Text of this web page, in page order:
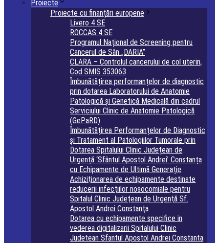
Proiecte
Proiecte cu finanțări europene
Livero 4 SE
ROCCAS 4 SE
Programul Național de Screening pentru
Cancerul de Sân „DARIA”
CLARA – Controlul cancerului de col uterin,
Cod SMIS 353063
Îmbunătățirea performanțelor de diagnostic
prin dotarea Laboratorului de Anatomie
Patologică și Genetică Medicală din cadrul
Serviciului Clinic de Anatomie Patologică
(GePaRD)
Îmbunătățirea Performanțelor de Diagnostic
și Tratament al Patologiilor Tumorale prin
Dotarea Spitalului Clinic Județean de
Urgență ‘Sfântul Apostol Andrei’ Constanța
cu Echipamente de Ultimă Generație
Achiziţionarea de echipamente destinate
reducerii infecţiilor nosocomiale pentru
Spitalul Clinic Judeţean de Urgenţă Sf.
Apostol Andrei Constanţa
Dotarea cu echipamente specifice in
vederea digitalizarii Spitalului Clinic
Judetean Sfantul Apostol Andrei Constanta